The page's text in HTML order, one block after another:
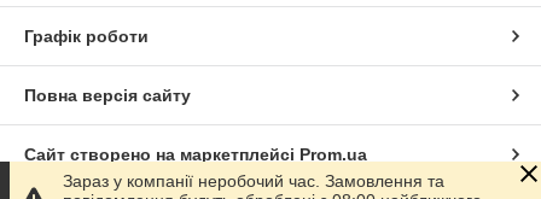
Графік роботи
Повна версія сайту
Сайт створено на маркетплейсі Prom.ua
Зараз у компанії неробочий час. Замовлення та